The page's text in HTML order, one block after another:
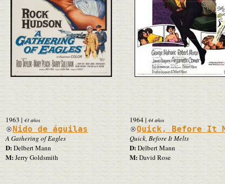
1963| 43 años
Nido de águilas
A Gathering of Eagles
D:Delbert Mann
M: Jerry Goldsmith
1964| 44 años
Quick, Before It
Quick, Before It Melts
D:Delbert Mann
M:David Rose